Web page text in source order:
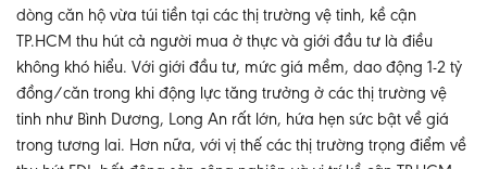
dòng căn hộ vừa túi tiền tại các thị trường vệ tinh, kề cận
TP.HCM thu hút cả người mua ở thực và giới đầu tư là điều
không khó hiểu. Với giới đầu tư, mức giá mềm, dao động 1-2 tỷ
đồng/căn trong khi động lực tăng trưởng ở các thị trường vệ
tinh như Bình Dương, Long An rất lớn, hứa hẹn sức bật về giá
trong tương lai. Hơn nữa, với vị thế các thị trường trọng điểm về